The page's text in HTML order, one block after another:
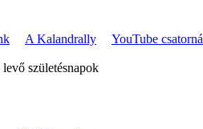
A Kalandrally YouTube
születésnapok